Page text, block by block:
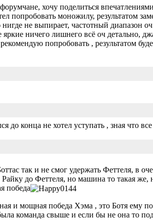
хочу поделиться
попробовать моножилу, результатом
не выпирает, частотный диапазон
ничего лишнего всё оч детально,
попробовать , результатом
до конца не хотел уступать , зная что
так и не смог удержать Феттеля, в
до Феттеля, но машина то такая же,
победа
и мощная победа Хэма , это Ботя ему
команда свыше и если бы не она то